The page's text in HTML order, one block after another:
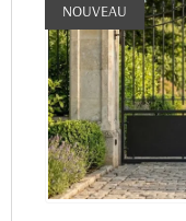
NOUVEAU